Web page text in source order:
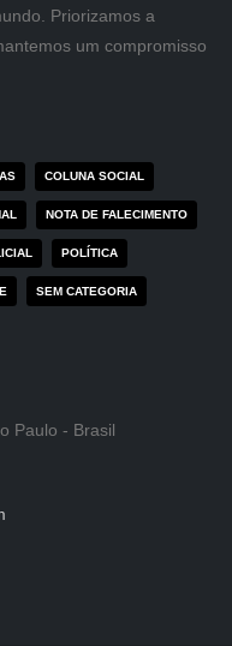
Priorizamos a
um compromisso
COLUNA SOCIAL
NOTA DE FALECIMENTO
POLÍTICA
SEM CATEGORIA
Paulo - Brasil